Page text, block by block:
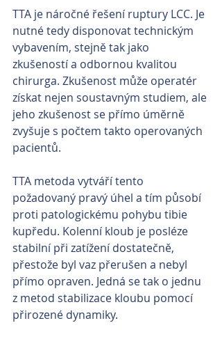
TTA je náročné řešení ruptury LCC. Je
nutné tedy disponovat technickým
vybavením, stejně tak jako
zkušeností a odbornou kvalitou
chirurga. Zkušenost může operatér
získat nejen soustavným studiem, ale
jeho zkušenost se přímo úměrně
zvyšuje s počtem takto operovaných
pacientů.
TTA metoda vytváří tento
požadovaný pravý úhel a tím působí
proti patologickému pohybu tibie
kupředu. Kolenní kloub je posléze
stabilní při zatížení dostatečně,
přestože byl vaz přerušen a nebyl
přímo opraven. Jedná se tak o jednu
z metod stabilizace kloubu pomocí
přirozené dynamiky.